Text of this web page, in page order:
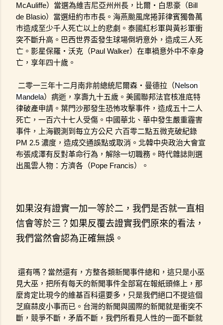
McAuliffe）當選為維吉尼亞州州長，比爾・白思豪（Bill
de Blasio）當選紐約市市長。海燕颱風席捲菲律賓獨魯萬
市造成至少千人死亡以上的悲劇。泰國紅杉軍與黃衫軍衝
突不斷升高。巴西世界盃發生球場倒坍意外，造成三人死
亡。影星保羅・沃克（Paul Walker）在車禍意外中不幸身
亡，享年四十歲。
二零一三年十二月南非前總統尼爾森・曼德拉（Nelson
Mandela）病逝，享壽九十五歲。美國聯邦法官核准底特
律破產申請。葉門沙那發生恐怖攻擊事件，造成五十二人
死亡，一百六十七人受傷。中國華北、華中發生嚴重霾害
事件，上海觀測到每立方公尺 六百零二點五微克破紀錄
PM 2.5 濃度，造成交通誤點或取消。北韓中央政治大會宣
布張成澤有反對革命行為，解除一切職務。時代雜誌則選
出風雲人物：方濟各（Pope Francis）。
如果沒有證實一加一等於二，我們是否就一直相
信會等於三？如果反覆去證實我們原來的看法，
我們當然會認為正確無誤。
還有嗎？當然還有，方整各類新聞事件總和，這只是小巫
見大巫，把所有每天的新聞事件全部寫在報紙頭條上，那
麼肯定比現今的維基百科還要多，只是我們絕口不提這個
芝麻蒜皮小事而已。台灣的新聞與國際的新聞就是衝突不
斷，競爭不斷，矛盾不斷，我們所看見人性的一面不斷就